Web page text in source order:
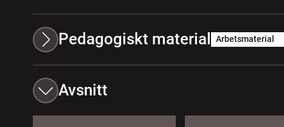
Pedagogiskt material Arbetsmaterial
Avsnitt